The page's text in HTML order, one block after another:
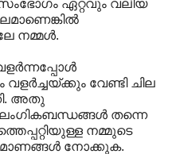
ഏറ്റവും വലിയ
നമ്മള്‍.
വേണ്ടി ചില
അതു
തന്നെ
നമ്മുടെ
നോക്കുക.